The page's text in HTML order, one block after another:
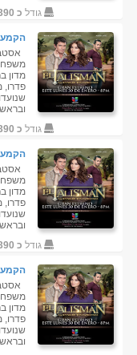
גודל כ 390 מגה
הקמע עונה
מדון
פדרו,
גודל כ 390 מגה
הקמע עונה
מדון
פדרו,
גודל כ 390 מגה
הקמע עונה
מדון
פדרו,